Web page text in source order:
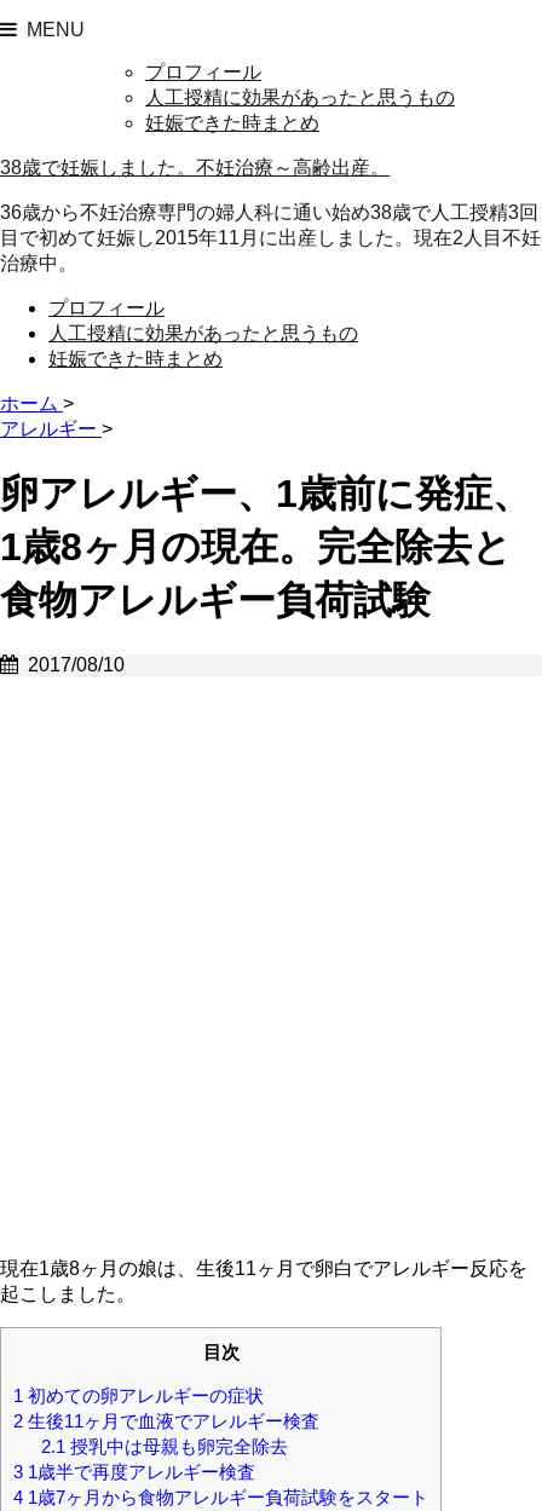
MENU
プロフィール
人工授精に効果があったと思うもの
妊娠できた時まとめ
38歳で妊娠しました。不妊治療～高齢出産。
36歳から不妊治療専門の婦人科に通い始め38歳で人工授精3回
目で初めて妊娠し2015年11月に出産しました。現在2人目不妊
治療中。
プロフィール
人工授精に効果があったと思うもの
妊娠できた時まとめ
ホーム >
アレルギー >
卵アレルギー、1歳前に発症、
1歳8ヶ月の現在。完全除去と
食物アレルギー負荷試験
2017/08/10
現在1歳8ヶ月の娘は、生後11ヶ月で卵白でアレルギー反応を
起こしました。
目次
1 初めての卵アレルギーの症状
2 生後11ヶ月で血液でアレルギー検査
2.1 授乳中は母親も卵完全除去
3 1歳半で再度アレルギー検査
4 1歳7ヶ月から食物アレルギー負荷試験をスタート